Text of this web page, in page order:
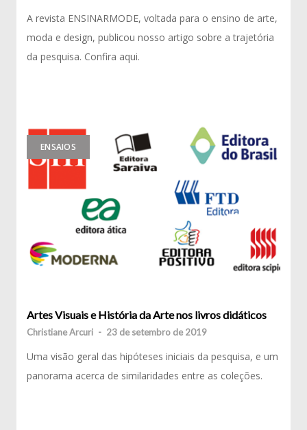
A revista ENSINARMODE, voltada para o ensino de arte,
moda e design, publicou nosso artigo sobre a trajetória
da pesquisa. Confira aqui.
ENSAIOS
Artes Visuais e História da Arte nos livros didáticos
Christiane Arcuri - 23 de setembro de 2019
Uma visão geral das hipóteses iniciais da pesquisa, e um
panorama acerca de similaridades entre as coleções.